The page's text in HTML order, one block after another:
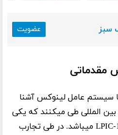
سبز عضویت
مقدماتی
سیستم عامل لینوکس آشنا
المللی طی میکنند که یکی
از این دوره ها با نام دوره LPIC-1 میباشد. در طی تجارب